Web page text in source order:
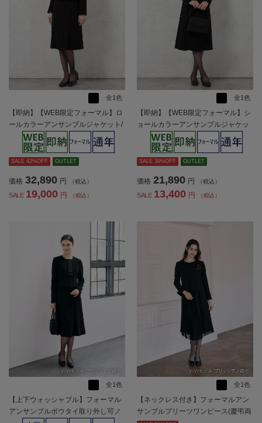
全1色
【即納】【WEB限定フォーマル】ロ
ールカラーアンサンブルジャケット/
ワンピース黒無地通年礼服【レディ
ース】
SALE 42%OFF OUTLET
価格 32,890 円 （税込）
SALE 19,000 円 （税込）
全1色
【即納】【WEB限定フォーマル】シ
ョールカラーアンサンブルジャケッ
ト/ワンピース黒無地通年礼服【レデ
ィース】
SALE 39%OFF OUTLET
価格 21,890 円 （税込）
SALE 13,400 円 （税込）
全1色
【上下ウォッシャブル】フォーマル
アンサンブルボウタイ取り外し可ノ
全1色
【ネックレス付き】フォーマルアン
サンブルプリーツワンピース(慶弔両